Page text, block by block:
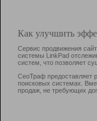
Как улучшить
Сервис продвижения
системы LinkPad
систем, что позволяет
СеоТраф предоставляет
поисковых системах.
продаж, не требующих